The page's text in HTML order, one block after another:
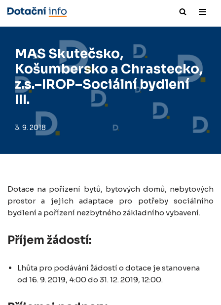
Přeskočit
obsah
MAS Skutečsko,
Košumbersko a Chrastecko,
z.s.–IROP–Sociální bydlení
III.
3. 9. 2018
Dotace na pořízení bytů, bytových domů, nebytových
prostor a jejich adaptace pro potřeby sociálního
bydlení a pořízení nezbytného základního vybavení.
Příjem žádostí:
Lhůta pro podávání žádostí o dotace je stanovena
od 16. 9. 2019, 4:00 do 31. 12. 2019, 12:00.